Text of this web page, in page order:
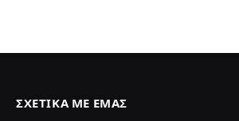
ΣΧΕΤΙΚΆ ΜΕ ΕΜΆΣ